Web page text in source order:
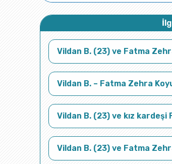
Vildan B. (23) ve Fatma
Vildan B. – Fatma Zehra
Vildan B. (23) ve kız
Vildan B. (23) ve Fatma